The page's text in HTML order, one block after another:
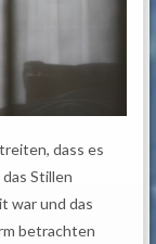
dass es
Stillen
war und das
betrachten